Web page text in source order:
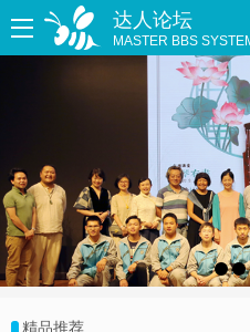
达人论坛
MASTER BBS
精品推荐